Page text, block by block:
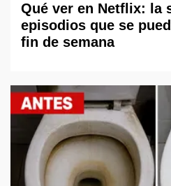
Qué ver en Netflix: la
episodios que se
fin de semana